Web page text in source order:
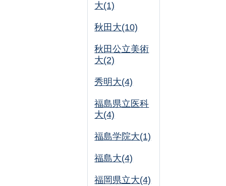
大(1)
秋田大(10)
秋田公立美術
大(2)
秀明大(4)
福島県立医科
大(4)
福島学院大(1)
福島大(4)
福岡県立大(4)